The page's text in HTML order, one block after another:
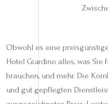
Obwohl es eine
Hotel Giardino alles, was
brauchen, und mehr. Die
und gut gepflegten